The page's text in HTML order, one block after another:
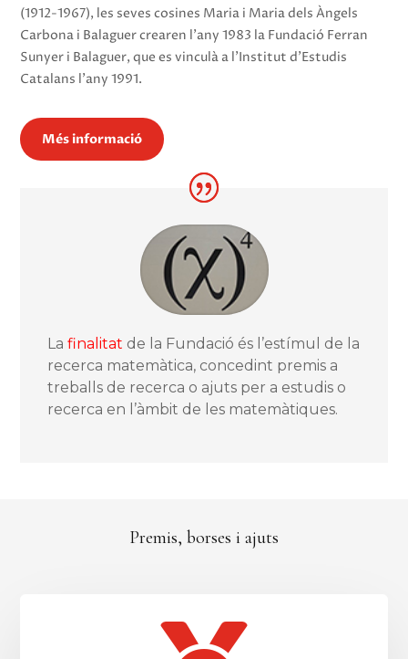
(1912-1967), les seves cosines Maria i Maria dels Àngels
Carbona i Balaguer crearen l’any 1983 la Fundació Ferran
Sunyer i Balaguer, que es vinculà a l’Institut d’Estudis
Catalans l’any 1991.
Més informació
Lafinalitat de la Fundació és l’estímul de la
recerca matemàtica, concedint premis a
treballs de recerca o ajuts per a estudis o
recerca en l’àmbit de les matemàtiques.
Premis, borses i ajuts